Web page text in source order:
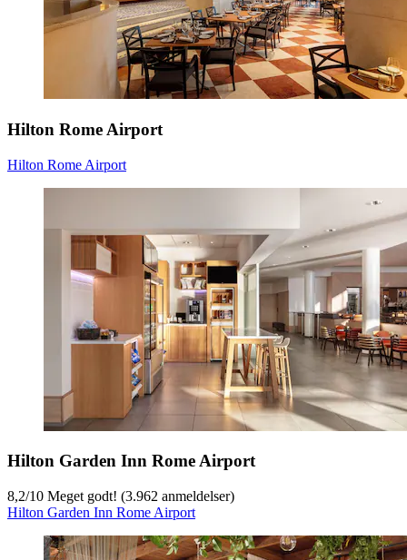
Hilton Rome Airport
Hilton Rome Airport
Hilton Garden Inn Rome Airport
8,2/10 Meget godt! (3.962 anmeldelser)
Hilton Garden Inn Rome Airport